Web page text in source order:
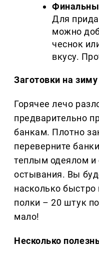
Для
можно
чеснок
вкусу.
Заготовки на
Горячее лечо
предварительно
банкам. Плотно
переверните
теплым одеялом и
остывания. Вы
насколько быстро
полки – 20 штук
мало!
Несколько